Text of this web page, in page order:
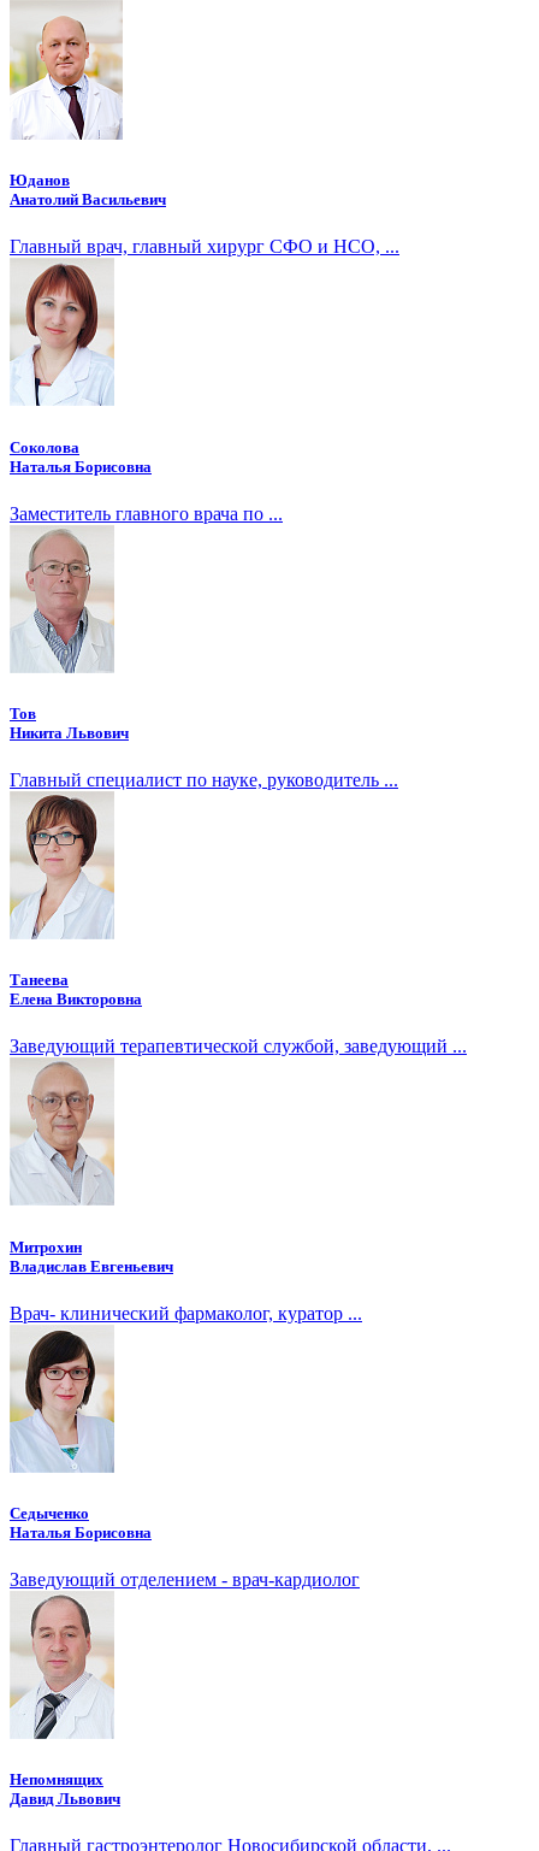
Юданов
Анатолий Васильевич
Главный врач, главный хирург СФО и НСО, ...
Соколова
Наталья Борисовна
Заместитель главного врача по ...
Тов
Никита Львович
Главный специалист по науке, руководитель ...
Танеева
Елена Викторовна
Заведующий терапевтической службой, заведующий ...
Митрохин
Владислав Евгеньевич
Врач- клинический фармаколог, куратор ...
Седыченко
Наталья Борисовна
Заведующий отделением - врач-кардиолог
Непомнящих
Давид Львович
Главный гастроэнтеролог Новосибирской области, ...